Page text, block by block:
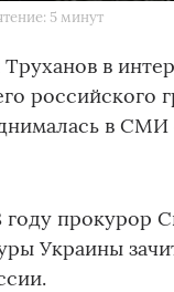
5 минут
в
российского
в СМИ
прокурор
Украины